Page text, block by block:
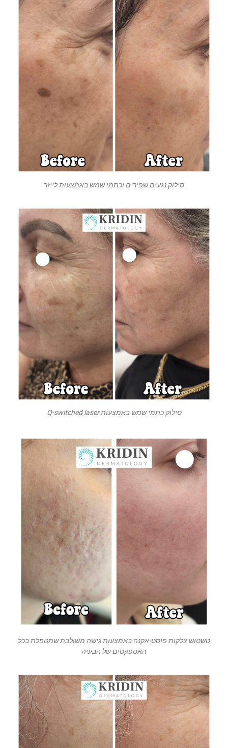
סילוק נגעים שפירים וכתמי שמש באמצעות לייזר
סילוק כתמי שמש באמצעות Q-switched laser
טשטוש צלקות פוסט-אקנה באמצעות גישה משולבת שמטפלת בכל
האספקטים של הבעיה